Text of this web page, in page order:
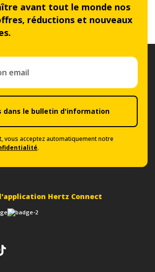
avant tout le monde nos
réductions et nouveaux
dans le bulletin d'information
vous acceptez automatiquement notre
.
Hertz Connect